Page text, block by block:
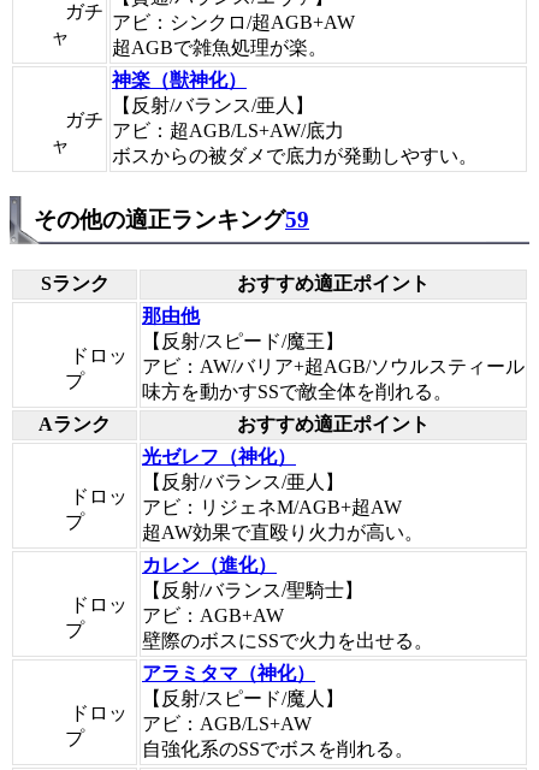
ガチ
ャ
アビ：シンクロ/超AGB+AW
超AGBで雑魚処理が楽。
ガチ
ャ
神楽（獣神化）
【反射/バランス/亜人】
アビ：超AGB/LS+AW/底力
ボスからの被ダメで底力が発動しやすい。
その他の適正ランキング59
Sランク おすすめ適正ポイント
ドロッ
プ
那由他
【反射/スピード/魔王】
アビ：AW/バリア+超AGB/ソウルスティール
味方を動かすSSで敵全体を削れる。
Aランク
おすすめ適正ポイント
ドロッ
プ
光ゼレフ（神化）
【反射/バランス/亜人】
アビ：リジェネM/AGB+超AW
超AW効果で直殴り火力が高い。
ドロッ
プ
カレン（進化）
【反射/バランス/聖騎士】
アビ：AGB+AW
壁際のボスにSSで火力を出せる。
ドロッ
プ
アラミタマ（神化）
【反射/スピード/魔人】
アビ：AGB/LS+AW
自強化系のSSでボスを削れる。